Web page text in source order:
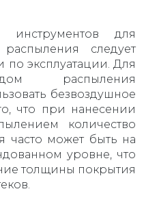
инструментов для
следует
по эксплуатации. Для
распыления
безвоздушное
что при нанесении
количество
часто может быть на
уровне, что
толщины покрытия